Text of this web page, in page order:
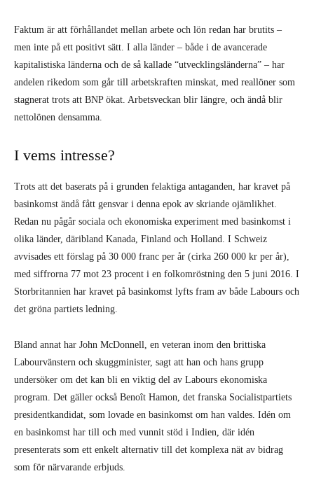
Faktum är att förhållandet mellan arbete och lön redan har brutits –
men inte på ett positivt sätt. I alla länder – både i de avancerade
kapitalistiska länderna och de så kallade “utvecklingsländerna” – har
andelen rikedom som går till arbetskraften minskat, med reallöner som
stagnerat trots att BNP ökat. Arbetsveckan blir längre, och ändå blir
nettolönen densamma.
I vems intresse?
Trots att det baserats på i grunden felaktiga antaganden, har kravet på
basinkomst ändå fått gensvar i denna epok av skriande ojämlikhet.
Redan nu pågår sociala och ekonomiska experiment med basinkomst i
olika länder, däribland Kanada, Finland och Holland. I Schweiz
avvisades ett förslag på 30 000 franc per år (cirka 260 000 kr per år),
med siffrorna 77 mot 23 procent i en folkomröstning den 5 juni 2016. I
Storbritannien har kravet på basinkomst lyfts fram av både Labours och
det gröna partiets ledning.
Bland annat har John McDonnell, en veteran inom den brittiska
Labourvänstern och skuggminister, sagt att han och hans grupp
undersöker om det kan bli en viktig del av Labours ekonomiska
program. Det gäller också Benoît Hamon, det franska Socialistpartiets
presidentkandidat, som lovade en basinkomst om han valdes. Idén om
en basinkomst har till och med vunnit stöd i Indien, där idén
presenterats som ett enkelt alternativ till det komplexa nät av bidrag
som för närvarande erbjuds.